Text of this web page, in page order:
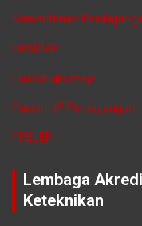
Kementerian
BPSDMP
Pusbangkomap
Pusbin JF Perdagangan
PPEJEP
Lembaga
Keteknikan